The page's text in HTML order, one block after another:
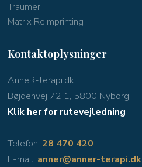
Traumer
Matrix Reimprinting
Kontaktoplysninger
AnneR-terapi.dk
Bøjdenvej 72 1, 5800 Nyborg
Klik her for rutevejledning
Telefon:28 470 420
E-mail: anner@anner-terapi.dk